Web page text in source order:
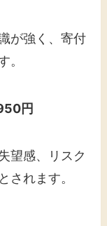
が強く、寄付
。
円
望感、リスク
されます。